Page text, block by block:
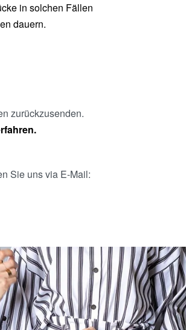
in solchen Fällen
dauern.
zurückzusenden.
Sie uns via E-Mail: